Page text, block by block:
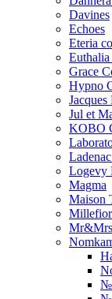
Davines
Echoes
Eteria
Euthalia
Grace
Hypno
Jacques
Jul et
KOBO
Logevy
Magma
Maison